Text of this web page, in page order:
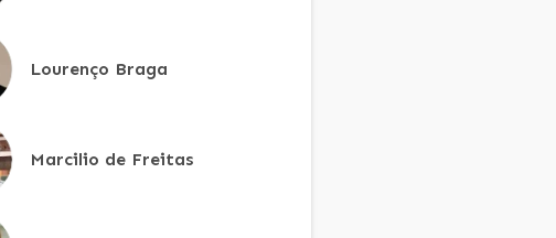
Lourenço Braga
Marcilio de Freitas